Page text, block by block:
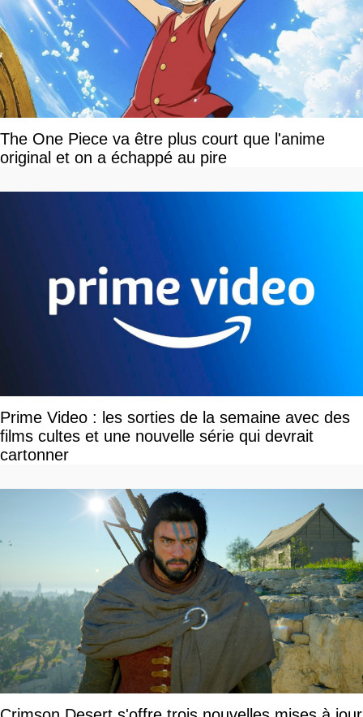
The One Piece va être plus court que l'anime
original et on a échappé au pire
Prime Video : les sorties de la semaine avec des
films cultes et une nouvelle série qui devrait
cartonner